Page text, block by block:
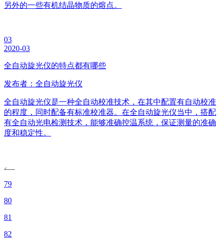
另外的一些有机结晶物质的熔点。
03
2020-03
全自动旋光仪的特点都有哪些
发布者：全自动旋光仪
全自动旋光仪是一种全自动校准技术，在其中配置有自动校准
的程度，同时配备有标准校准器。在全自动旋光仪当中，搭配
有全自动光电检测技术，能够准确控温系统，保证测量的准确
度和稳定性。
79
80
81
82